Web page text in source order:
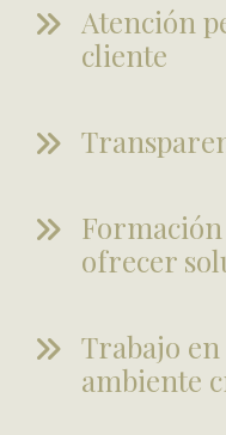
Atención
cliente
ofrecer
Trabajo
ambiente